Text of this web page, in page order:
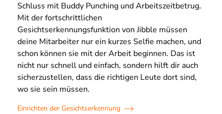
Schluss mit Buddy Punching und Arbeitszeitbetrug.
Mit der fortschrittlichen
Gesichtserkennungsfunktion von Jibble müssen
deine Mitarbeiter nur ein kurzes Selfie machen, und
schon können sie mit der Arbeit beginnen. Das ist
nicht nur schnell und einfach, sondern hilft dir auch
sicherzustellen, dass die richtigen Leute dort sind,
wo sie sein müssen.
Einrichten der Gesichtserkennung